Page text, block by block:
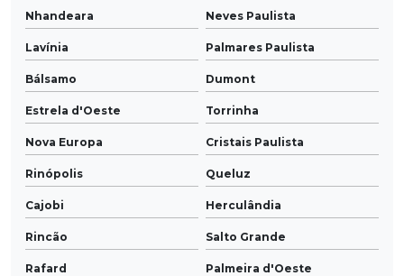
Nhandeara Neves Paulista
Lavínia Palmares Paulista
Bálsamo Dumont
Estrela d'Oeste Torrinha
Nova Europa Cristais Paulista
Rinópolis Queluz
Cajobi Herculândia
Rincão Salto Grande
Rafard Palmeira d'Oeste